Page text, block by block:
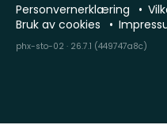
Personvernerklæring
Bruk av cookies
phx-sto-02 · 26.7.1 (449747a8c)